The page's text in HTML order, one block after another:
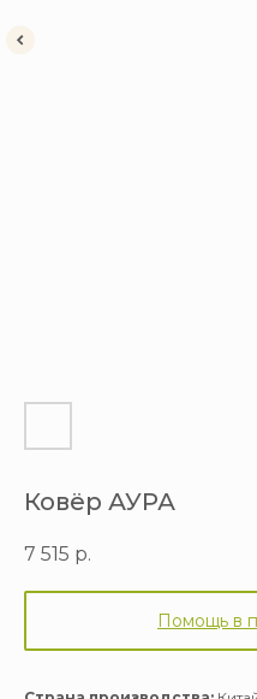
Ковёр АУРА
7 515 р.
Помощь в